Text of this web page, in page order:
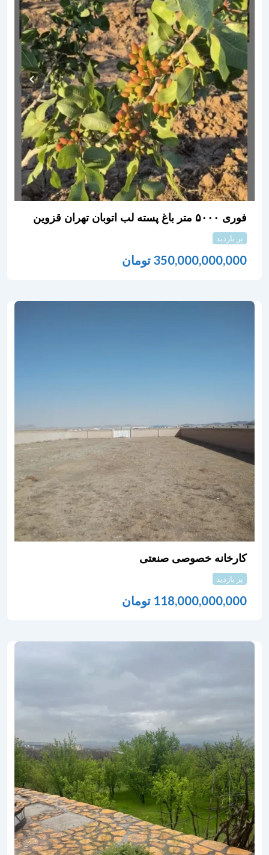
فوری ۵۰۰۰ متر باغ پسته لب اتوبان تهران قزوین
پر بازدید
350,000,000,000 تومان
کارخانه خصوصی صنعتی
پر بازدید
118,000,000,000 تومان